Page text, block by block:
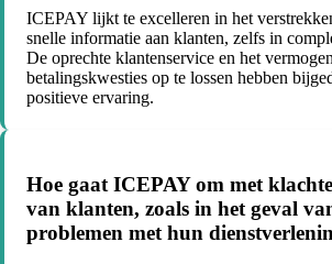
ICEPAY lijkt te excelleren in het
snelle informatie aan klanten, zelfs in
De oprechte klantenservice en het
betalingskwesties op te lossen hebben
positieve ervaring.
Hoe gaat ICEPAY om met
van klanten, zoals in het geval
problemen met hun